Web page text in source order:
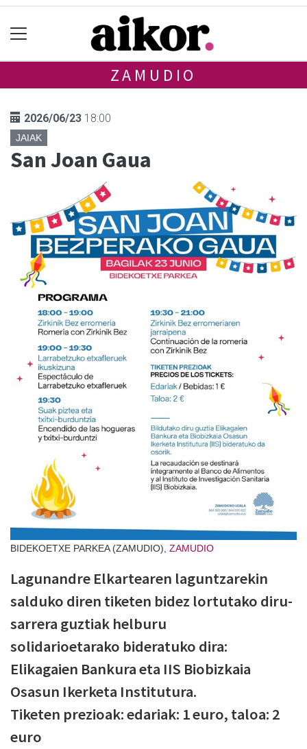
ZAMUDIO
2026/06/23 18:00
JAIAK
San Joan Gaua
BIDEKOETXE PARKEA (ZAMUDIO), ZAMUDIO
Lagunandre Elkartearen laguntzarekin
salduko diren tiketen bidez lortutako diru-
sarrera guztiak helburu
solidarioetarako bideratuko dira:
Elikagaien Bankura eta IIS Biobizkaia
Osasun Ikerketa Institutura.
Tiketen prezioak: edariak: 1 euro, taloa: 2
euro